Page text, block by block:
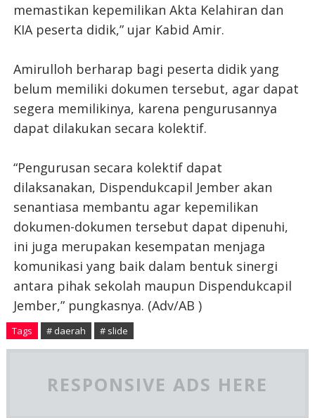
memastikan kepemilikan Akta Kelahiran dan
KIA peserta didik,” ujar Kabid Amir.
Amirulloh berharap bagi peserta didik yang
belum memiliki dokumen tersebut, agar dapat
segera memilikinya, karena pengurusannya
dapat dilakukan secara kolektif.
“Pengurusan secara kolektif dapat
dilaksanakan, Dispendukcapil Jember akan
senantiasa membantu agar kepemilikan
dokumen-dokumen tersebut dapat dipenuhi,
ini juga merupakan kesempatan menjaga
komunikasi yang baik dalam bentuk sinergi
antara pihak sekolah maupun Dispendukcapil
Jember,” pungkasnya. (Adv/AB )
Tags # daerah # slide
RESPONSIVE ADS HERE